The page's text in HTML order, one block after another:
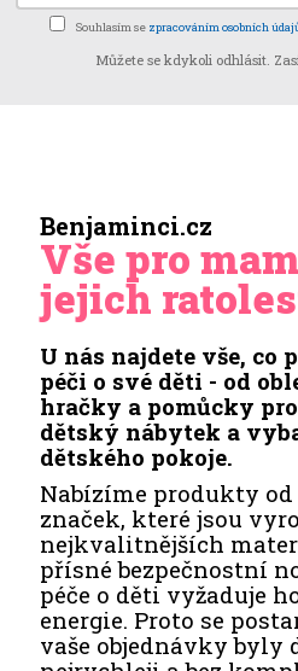
Souhlasím se zpracováním osobních
Můžete se kdykoli odhlásit.
Benjaminci.cz
Vše pro
jejich
U nás najdete vše, co
péči o své děti - od
hračky a pomůcky
dětský nábytek a
dětského pokoje.
Nabízíme produkty
značek, které jsou
nejkvalitnějších
přísné bezpečnostní
péče o děti vyžaduje
energie. Proto se
vaše objednávky byly